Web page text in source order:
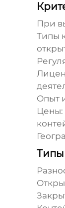
При
Типы
Опыт
Цены:
Типы